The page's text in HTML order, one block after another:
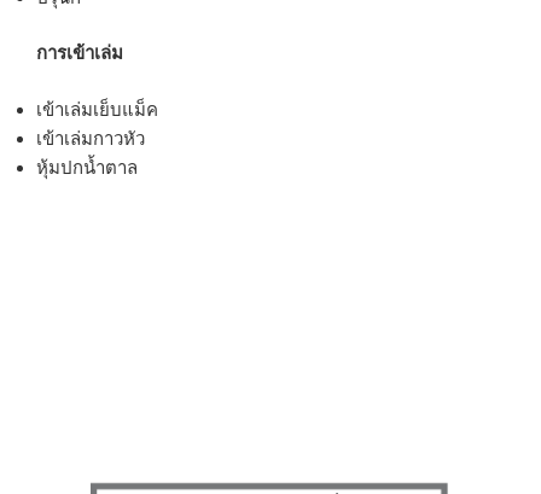
การเข้าเล่ม
เข้าเล่มเย็บแม็ค
เข้าเล่มกาวหัว
หุ้มปกน้ำตาล